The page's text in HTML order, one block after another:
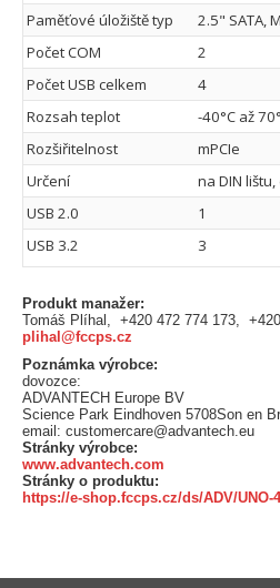
Paměťové úložiště typ
2.5" SATA,
Počet COM
2
Počet USB celkem
4
Rozsah teplot
-40°C až
Rozšiřitelnost
mPCIe
Určení
na DIN
USB 2.0
1
USB 3.2
3
Produkt manažer:
Tomáš Plíhal, +420 472 774 173,
plihal@fccps.cz
Poznámka výrobce:
dovozce:
ADVANTECH Europe BV
Science Park Eindhoven 5708Son en
email: customercare@advantech.eu
Stránky výrobce:
www.advantech.com
Stránky o produktu:
https://e-shop.fccps.cz/ds/ADV/UNO-